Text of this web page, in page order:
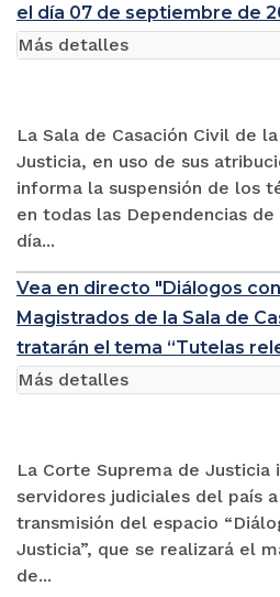
el día 07 de septiembre de
La Sala de Casación Civil de
Justicia, en uso de sus
informa la suspensión de los
en todas las Dependencias
día...
Más detalles
Vea en directo "Diálogos
Magistrados de la Sala de
tratarán el tema “Tutelas
La Corte Suprema de
servidores judiciales del país
transmisión del espacio
Justicia”, que se realizará el
de...
Más detalles